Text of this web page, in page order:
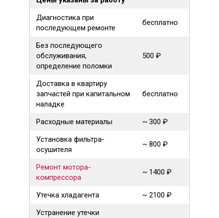
Диагностика при
последующем ремонте
бесплатно
Без последующего
обслуживания,
определение поломки
500 ₽
Доставка в квартиру
запчастей при капитальном
наладке
бесплатно
Расходные материалы
~ 300 ₽
Установка фильтра-
осушителя
~ 800 ₽
Ремонт мотора-
компрессора
~ 1400 ₽
Утечка хладагента
~ 2100 ₽
Устранение утечки